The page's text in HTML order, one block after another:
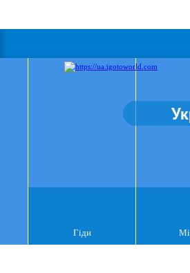
Гіди